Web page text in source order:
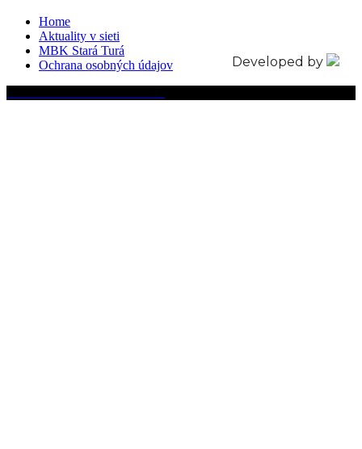
Home
Aktuality v sieti
MBK Stará Turá
Ochrana osobných údajov
Developed by